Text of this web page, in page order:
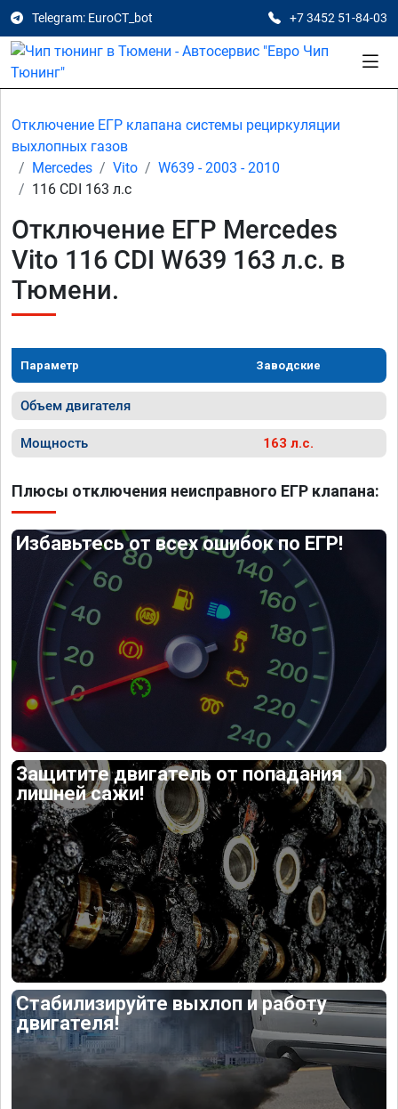
Telegram: EuroCT_bot +7 3452 51-84-03
Отключение ЕГР клапана системы рециркуляции
выхлопных газов
Mercedes
Vito
W639 - 2003 - 2010
116 CDI 163 л.с
Отключение ЕГР Mercedes
Vito 116 CDI W639 163 л.с. в
Тюмени.
Параметр Заводские
Объем двигателя
Мощность 163 л.с.
Плюсы отключения неисправного ЕГР клапана:
Избавьтесь от всех ошибок по ЕГР!
Защитите двигатель от попадания
лишней сажи!
Стабилизируйте выхлоп и работу
двигателя!